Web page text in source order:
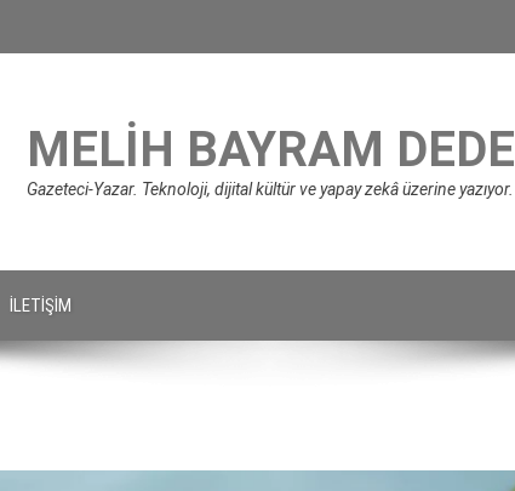
MELIH BAYRAM DEDE
Gazeteci-Yazar. Teknoloji, dijital kültür ve yapay zekâ üzerine yazıyor.
İLETIŞIM